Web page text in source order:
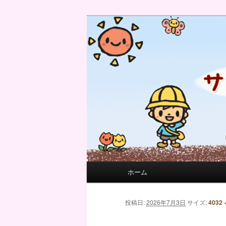
サンフィール保育園のブログ
サンフィール保育園のせんせ
メインコンテンツへ移動
サブコンテンツへ移動
ホーム
画像ナビゲーション
投稿日:2026年7月3日 サイズ:4032